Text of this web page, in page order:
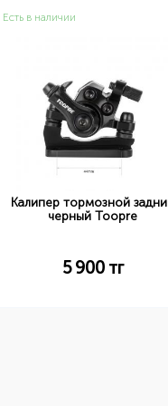
Есть в наличии
Калипер тормозной
черный Toopre
5 900тг